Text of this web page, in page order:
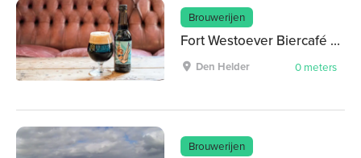
Brouwerijen
Fort Westoever Biercafé & Zalen
Den Helder 0 meters
Brouwerijen